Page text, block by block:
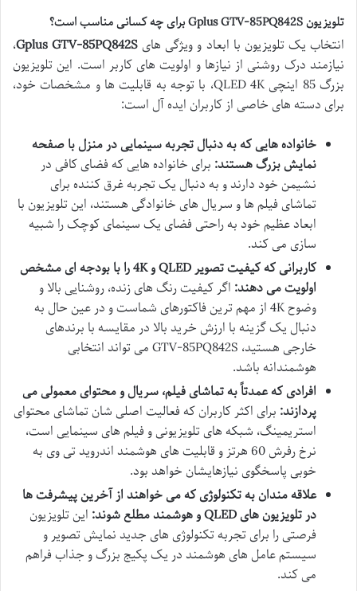
تلویزیون Gplus GTV-85PQ842S برای چه کسانی مناسب است؟
انتخاب یک تلویزیون با ابعاد و ویژگی هایGplus GTV-85PQ842S،
نیازمند درک روشنی از نیازها و اولویت های کاربر است. این تلویزیون
بزرگ 85 اینچی QLED 4K، با توجه به قابلیت ها و مشخصات خود،
برای دسته های خاصی از کاربران ایده آل است:
خانواده هایی که به دنبال تجربه سینمایی در منزل با صفحه
نمایش بزرگ هستند: برای خانواده هایی که فضای کافی در
نشیمن خود دارند و به دنبال یک تجربه غرق کننده برای
تماشای فیلم ها و سریال های خانوادگی هستند، این تلویزیون با
ابعاد عظیم خود به راحتی فضای یک سینمای کوچک را شبیه
سازی می کند.
کاربرانی که کیفیت تصویر QLED و 4K را با بودجه ای مشخص
اولویت می دهند: اگر کیفیت رنگ های زنده، روشنایی بالا و
وضوح 4K از مهم ترین فاکتورهای شماست و در عین حال به
دنبال یک گزینه با ارزش خرید بالا در مقایسه با برندهای
خارجی هستید، GTV-85PQ842S می تواند انتخابی
هوشمندانه باشد.
افرادی که عمدتاً به تماشای فیلم، سریال و محتوای معمولی می
پردازند: برای اکثر کاربران که فعالیت اصلی شان تماشای محتوای
استریمینگ، شبکه های تلویزیونی و فیلم های سینمایی است،
نرخ رفرش 60 هرتز و قابلیت های هوشمند اندروید تی وی به
خوبی پاسخگوی نیازهایشان خواهد بود.
علاقه مندان به تکنولوژی که می خواهند از آخرین پیشرفت ها
در تلویزیون های QLED و هوشمند مطلع شوند:
این تلویزیون
فرصتی را برای تجربه تکنولوژی های جدید نمایش تصویر و
سیستم عامل های هوشمند در یک پکیج بزرگ و جذاب فراهم
می کند.